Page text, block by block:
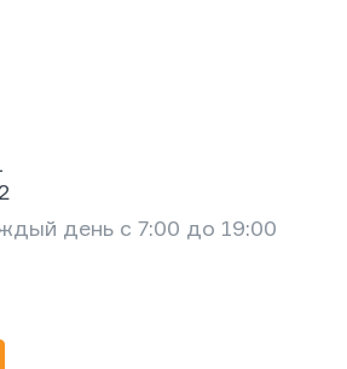
день с 7:00 до 19:00